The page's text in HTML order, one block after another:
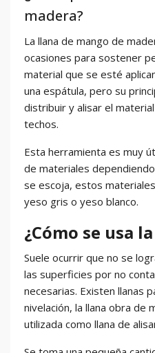
madera?
La llana de mango de
ocasiones para sostener
material que se esté
una espátula, pero su
distribuir y alisar el
techos.
Esta herramienta es muy
de materiales
se escoja, estos
yeso gris o yeso blanco.
¿Cómo se usa
Suele ocurrir que no se
las superficies por no
necesarias. Existen llanas
nivelación, la llana obra de
utilizada como llana de